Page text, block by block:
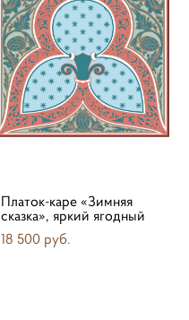
Платок-каре «Зимняя
сказка», яркий ягодный
18 500 pуб.